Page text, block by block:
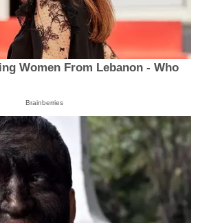
Women From Lebanon - Who
Brainberries